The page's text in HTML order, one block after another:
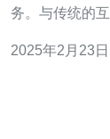
务。与传统的
融、商业和科
2025年2月23日